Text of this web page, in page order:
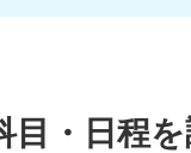
目・日程